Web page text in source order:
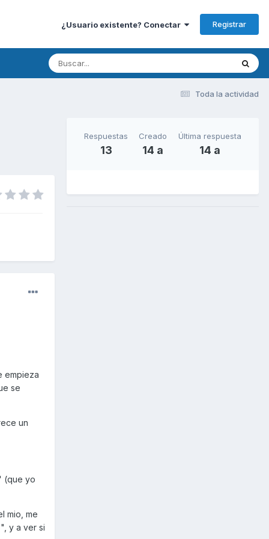
¿Usuario existente? Conectar Registrar
Toda la actividad
empieza
se
un
(que yo
mio, me
y a ver si
Respuestas
13
Creado
14 a
Última respuesta
14 a